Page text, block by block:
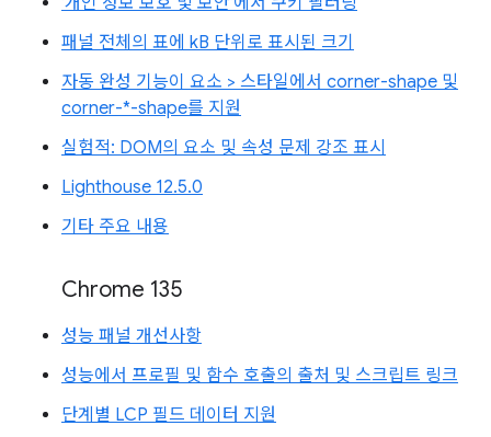
패널 전체의 표에 kB 단위로 표시된 크기
자동 완성 기능이 요소 > 스타일에서 corner-shape 및
corner-*-shape를 지원
실험적: DOM의 요소 및 속성 문제 강조 표시
Lighthouse 12.5.0
기타 주요 내용
Chrome 135
성능 패널 개선사항
성능에서 프로필 및 함수 호출의 출처 및 스크립트 링크
단계별 LCP 필드 데이터 지원